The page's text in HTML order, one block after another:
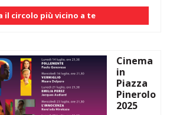
il circolo più vicino a te
Cinema
in
Piazza
Pinerolo
2025